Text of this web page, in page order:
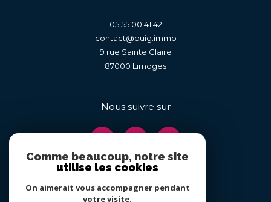
05 55 00 41 42
contact@puig.immo
9 rue Sainte Claire
87000
limoges
Nous suivre sur
Adhérents
Comme beaucoup, notre site
utilise les cookies
On aimerait vous accompagner pendant
votre visite.